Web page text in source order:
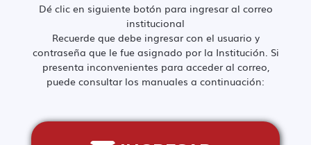
Dé clic en siguiente botón para ingresar al correo
institucional
Recuerde que debe ingresar con el usuario y
contraseña que le fue asignado por la Institución. Si
presenta inconvenientes para acceder al correo,
puede consultar los manuales a continuación: